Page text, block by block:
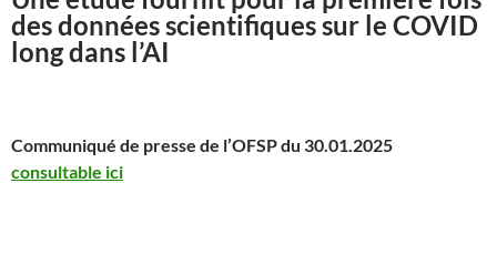
des données scientifiques sur le COVID
long dans l’AI
Communiqué de presse de l’OFSP du 30.01.2025
consultable ici